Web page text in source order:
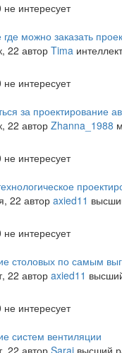
не интересует
можно заказать
22 автор Tima интеллект
не интересует
за проектирование
22 автор Zhanna_1988
не интересует
22 автор axied11
не интересует
столовых по самым
22 автор axied11
не интересует
систем вентиляции
22 автор Saraj высший